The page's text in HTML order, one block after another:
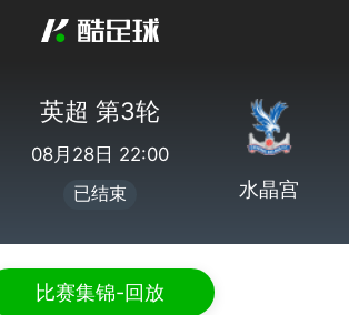
英超 第3轮
08月28日 22:00
已结束 水晶宫
比赛集锦-回放